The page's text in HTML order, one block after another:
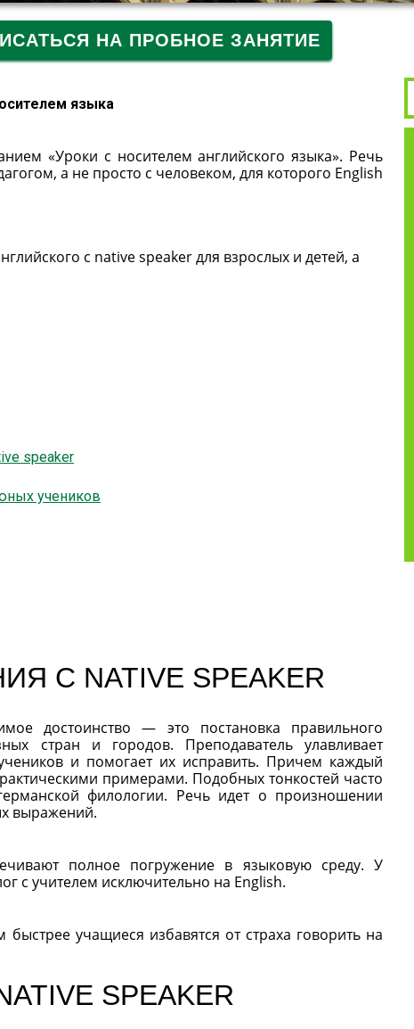
НА ПРОБНОЕ ЗАНЯТИЕ
языка
«Уроки с носителем английского языка». Речь
а не просто с человеком, для которого English
с native speaker для взрослых и детей, а
speaker
учеников
С NATIVE SPEAKER
достоинство — это постановка правильного
стран и городов. Преподаватель улавливает
и помогает их исправить. Причем каждый
примерами. Подобных тонкостей часто
филологии. Речь идет о произношении
выражений.
полное погружение в языковую среду. У
с учителем исключительно на English.
учащиеся избавятся от страха говорить на
SPEAKER